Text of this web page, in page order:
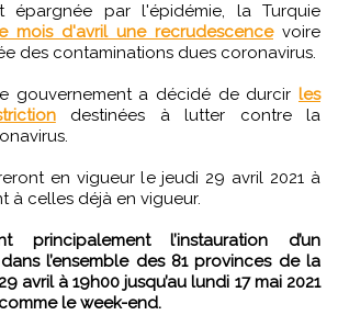
épargnée par l'épidémie, la Turquie
mois d'avril une recrudescencevoire
des contaminations dues coronavirus.
gouvernement a décidé de durcir les
destinées à lutter contre la
en vigueur le jeudi 29 avril 2021 à
à celles déjà en vigueur.
principalement l’instauration d’un
l’ensemble des 81 provinces de la
avril à 19h00 jusqu’au lundi 17 mai 2021
le week-end.